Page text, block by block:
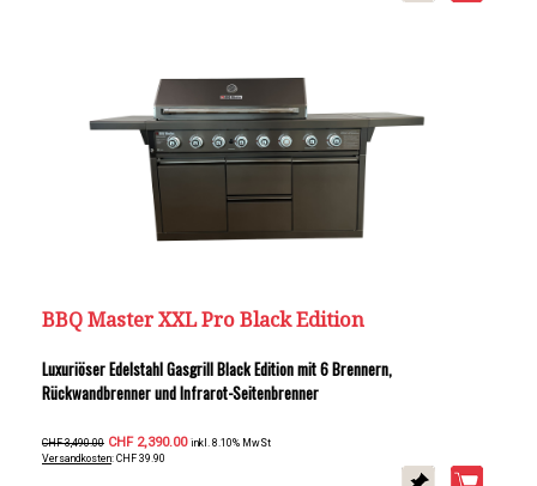
BBQ Master XXL Pro Black Edition
Luxuriöser Edelstahl Gasgrill Black Edition mit 6 Brennern,
Rückwandbrenner und Infrarot-Seitenbrenner
CHF 3,490.00 CHF 2,390.00 inkl. 8.10% MwSt
Versandkosten: CHF 39.90